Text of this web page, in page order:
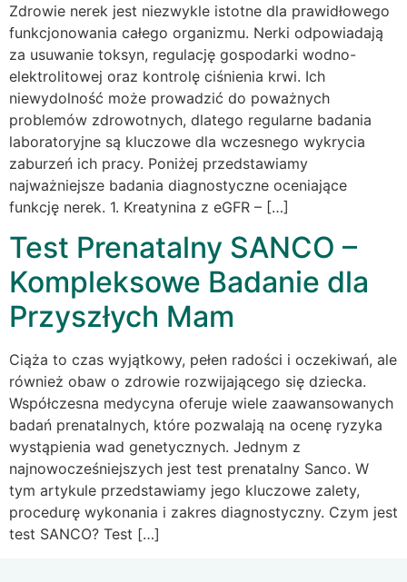
Zdrowie nerek jest niezwykle istotne dla prawidłowego
funkcjonowania całego organizmu. Nerki odpowiadają
za usuwanie toksyn, regulację gospodarki wodno-
elektrolitowej oraz kontrolę ciśnienia krwi. Ich
niewydolność może prowadzić do poważnych
problemów zdrowotnych, dlatego regularne badania
laboratoryjne są kluczowe dla wczesnego wykrycia
zaburzeń ich pracy. Poniżej przedstawiamy
najważniejsze badania diagnostyczne oceniające
funkcję nerek. 1. Kreatynina z eGFR – […]
Test Prenatalny SANCO –
Kompleksowe Badanie dla
Przyszłych Mam
Ciąża to czas wyjątkowy, pełen radości i oczekiwań, ale
również obaw o zdrowie rozwijającego się dziecka.
Współczesna medycyna oferuje wiele zaawansowanych
badań prenatalnych, które pozwalają na ocenę ryzyka
wystąpienia wad genetycznych. Jednym z
najnowocześniejszych jest test prenatalny Sanco. W
tym artykule przedstawiamy jego kluczowe zalety,
procedurę wykonania i zakres diagnostyczny. Czym jest
test SANCO? Test […]